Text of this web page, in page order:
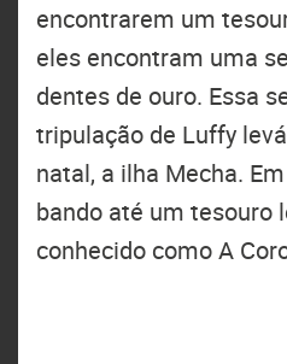
encontrarem um
eles encontram uma
dentes de ouro. Essa
tripulação de Luffy
natal, a ilha Mecha.
bando até um tesouro
conhecido como A